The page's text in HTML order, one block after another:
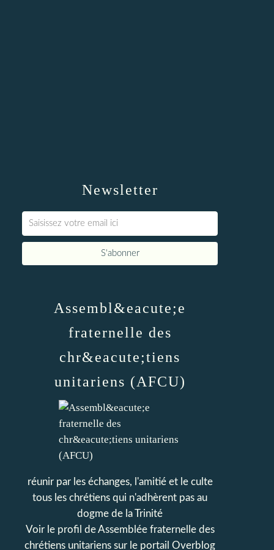
Newsletter
Assembl&eacute;e
fraternelle des
chr&eacute;tiens
unitariens (AFCU)
réunir par les échanges, l'amitié et le culte
tous les chrétiens qui n'adhèrent pas au
dogme de la Trinité
Voir le profil deAssemblée fraternelle des
chrétiens unitariens sur le portail Overblog